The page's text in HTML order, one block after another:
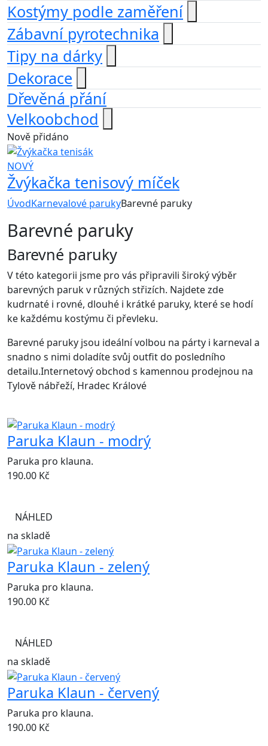
Kostýmy podle zaměření
Zábavní pyrotechnika
Tipy na dárky
Dekorace
Dřevěná přání
Velkoobchod
Nově přidáno
NOVÝ
Žvýkačka tenisový míček
ÚvodKarnevalové parukyBarevné paruky
Barevné paruky
Barevné paruky
V této kategorii jsme pro vás připravili široký výběr
barevných paruk v různých střizích. Najdete zde
kudrnaté i rovné, dlouhé i krátké paruky, které se hodí
ke každému kostýmu či převleku.
Barevné paruky jsou ideální volbou na párty i karneval a
snadno s nimi doladíte svůj outfit do posledního
detailu.Internetový obchod s kamennou prodejnou na
Tylově nábřeží, Hradec Králové
Paruka Klaun - modrý
Paruka pro klauna.
190.00 Kč
NÁHLED
na skladě
Paruka Klaun - zelený
Paruka pro klauna.
190.00 Kč
NÁHLED
na skladě
Paruka Klaun - červený
Paruka pro klauna.
190.00 Kč